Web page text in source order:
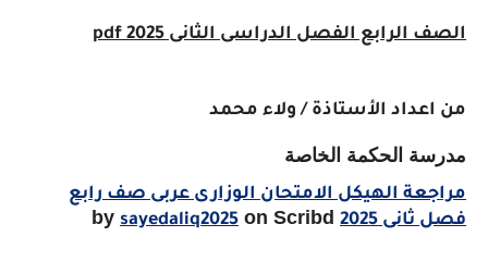
الصف الرابع الفصل الدراسى الثانى 2025 pdf
من اعداد الأستاذة / ولاء محمد
مدرسة الحكمة الخاصة
مراجعة الهيكل الامتحان الوزارى عربى صف رابع
فصل ثانى 2025
sayedaliq2025 on Scribd